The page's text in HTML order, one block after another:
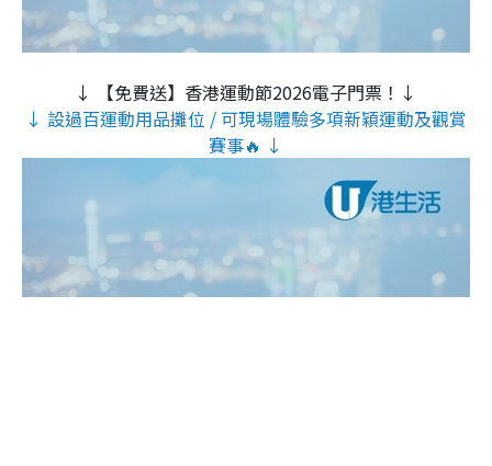
↓ 【免費送】香港運動節2026電子門票！↓
↓ 設過百運動用品攤位 / 可現場體驗多項新穎運動及觀賞
賽事🔥 ↓